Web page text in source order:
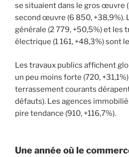
se situaient dans le gros œuvre
second œuvre (6 850, +38,9%).
générale (2 779, +50,5%) et les
électrique (1 161, +48,3%) sont
Les travaux publics affichent
un peu moins forte (720,
terrassement courants
défauts). Les agences
pire tendance (910, +116,7%).
Une année où le